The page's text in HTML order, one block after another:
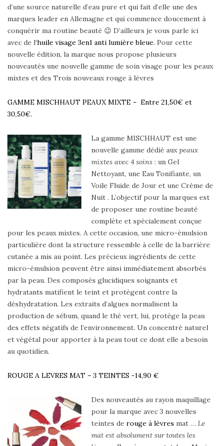
d’une source naturelle d’eau pure et qui fait d’elle une des
marques leader en Allemagne et qui commence doucement à
conquérir ma routine beauté 😉 D’ailleurs je vous parle ici
avec de l‘huile visage 3en1 anti lumière bleue. Pour cette
nouvelle édition, la marque nous propose plusieurs
nouveautés une nouvelle gamme de soin visage pour les peaux
mixtes et des Trois nouveaux rouge à lèvres
GAMME MISCHHAUT PEAUX MIXTE – Entre 21,50€ et
30,50€.
La gamme MISCHHAUT est une
nouvelle gamme dédié auxpeaux
mixtes avec 4 soins : un Gel
Nettoyant, une Eau Tonifiante, un
Voile Fluide de Jour et une Crème de
Nuit . L’objectif pour la marques est
de proposer une routine beauté
complète et spécialement conçue
pour les peaux mixtes. A cette occasion, une micro-émulsion
particulière dont la structure ressemble à celle de la barrière
cutanée a mis au point. Les précieux ingrédients de cette
micro-émulsion peuvent être ainsi immédiatement absorbés
par la peau. Des composés glucidiques soignants et
hydratants matifient le teint et protègent contre la
déshydratation. Les extraits d’algues normalisent la
production de sébum, quand le thé vert, lui, protège la peau
des effets négatifs de l’environnement. Un concentré naturel
et végétal pour apporter à la peau tout ce dont elle a besoin
au quotidien.
ROUGE A LEVRES MAT – 3 TEINTES -14,90 €
Des nouveautés au rayon maquillage
pour la marque avec 3 nouvelles
teintes de rouge à lèvres mat … Le
mat est absolument sur toutes les